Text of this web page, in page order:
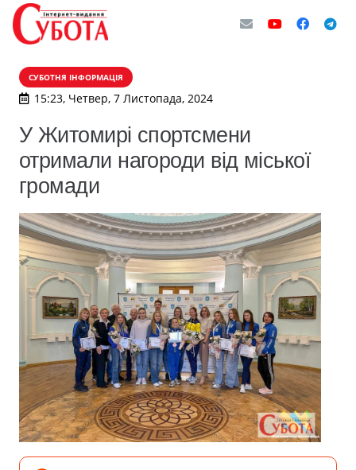
СУБОТНЯ ІНФОРМАЦІЯ
15:23, Четвер, 7 Листопада, 2024
У Житомирі спортсмени
отримали нагороди від міської
громади